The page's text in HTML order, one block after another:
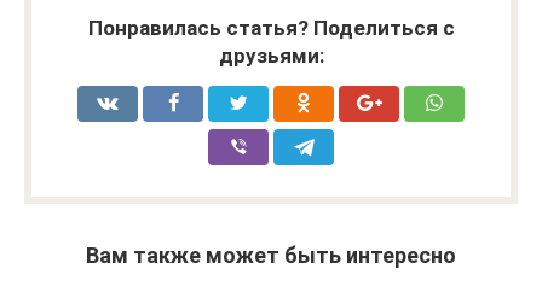
Понравилась статья? Поделиться с
друзьями:
Вам также может быть интересно